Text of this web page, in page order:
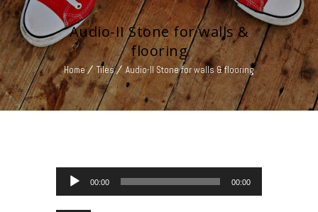
Audio-II Stone for walls &
flooring
Home Tiles Audio-II Stone for walls & flooring
Audio Player
00:00 00:00